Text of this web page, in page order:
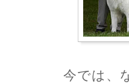
今では、